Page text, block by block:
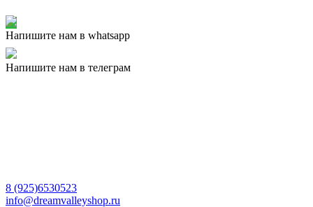
Напишите нам в whatsapp
Напишите нам в телеграм
8 (925)6530523
info@dreamvalleyshop.ru